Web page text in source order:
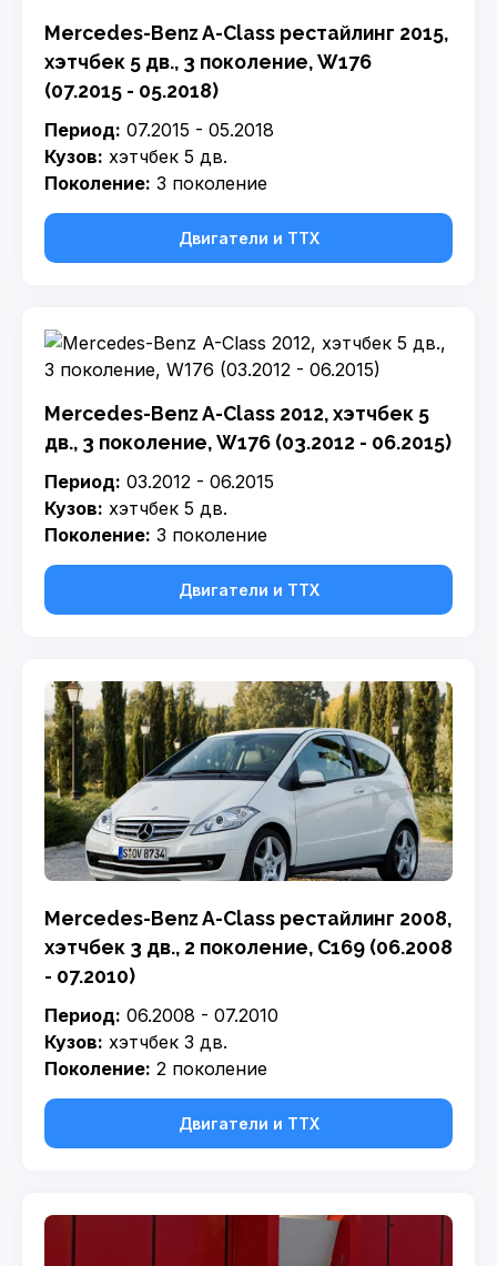
Mercedes-Benz A-Class рестайлинг 2015,
хэтчбек 5 дв., 3 поколение, W176
(07.2015 - 05.2018)
Период: 07.2015 - 05.2018
Кузов: хэтчбек 5 дв.
Поколение: 3 поколение
Двигатели и ТТХ
Mercedes-Benz A-Class 2012, хэтчбек 5
дв., 3 поколение, W176 (03.2012 - 06.2015)
Период: 03.2012 - 06.2015
Кузов: хэтчбек 5 дв.
Поколение: 3 поколение
Двигатели и ТТХ
Mercedes-Benz A-Class рестайлинг 2008,
хэтчбек 3 дв., 2 поколение, C169 (06.2008
- 07.2010)
Период: 06.2008 - 07.2010
Кузов: хэтчбек 3 дв.
Поколение: 2 поколение
Двигатели и ТТХ